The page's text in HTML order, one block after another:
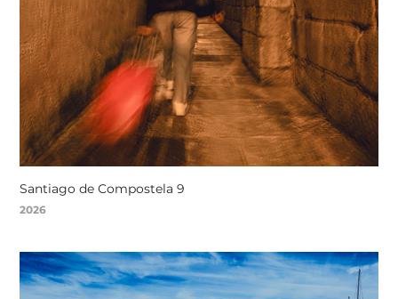
Santiago de Compostela 9
2026